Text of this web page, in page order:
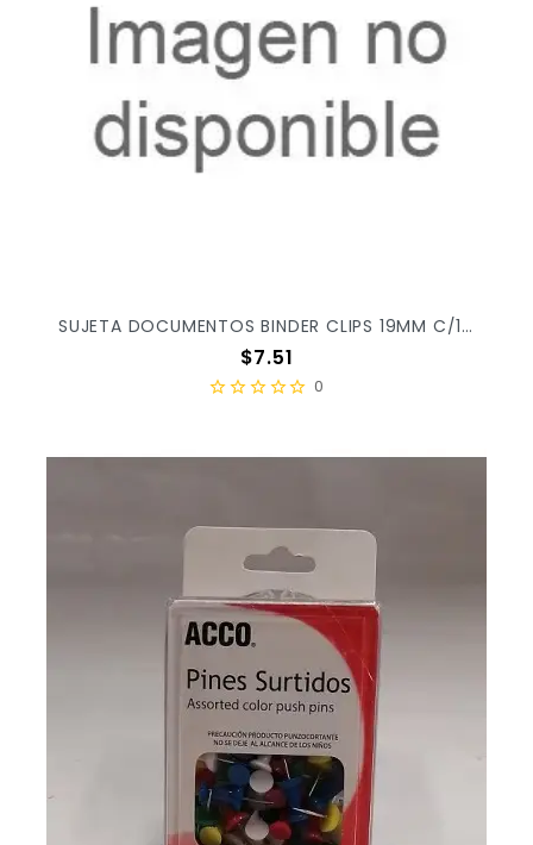
SUJETA DOCUMENTOS BINDER CLIPS 19MM C/12PZAS
Precio
$7.51
0